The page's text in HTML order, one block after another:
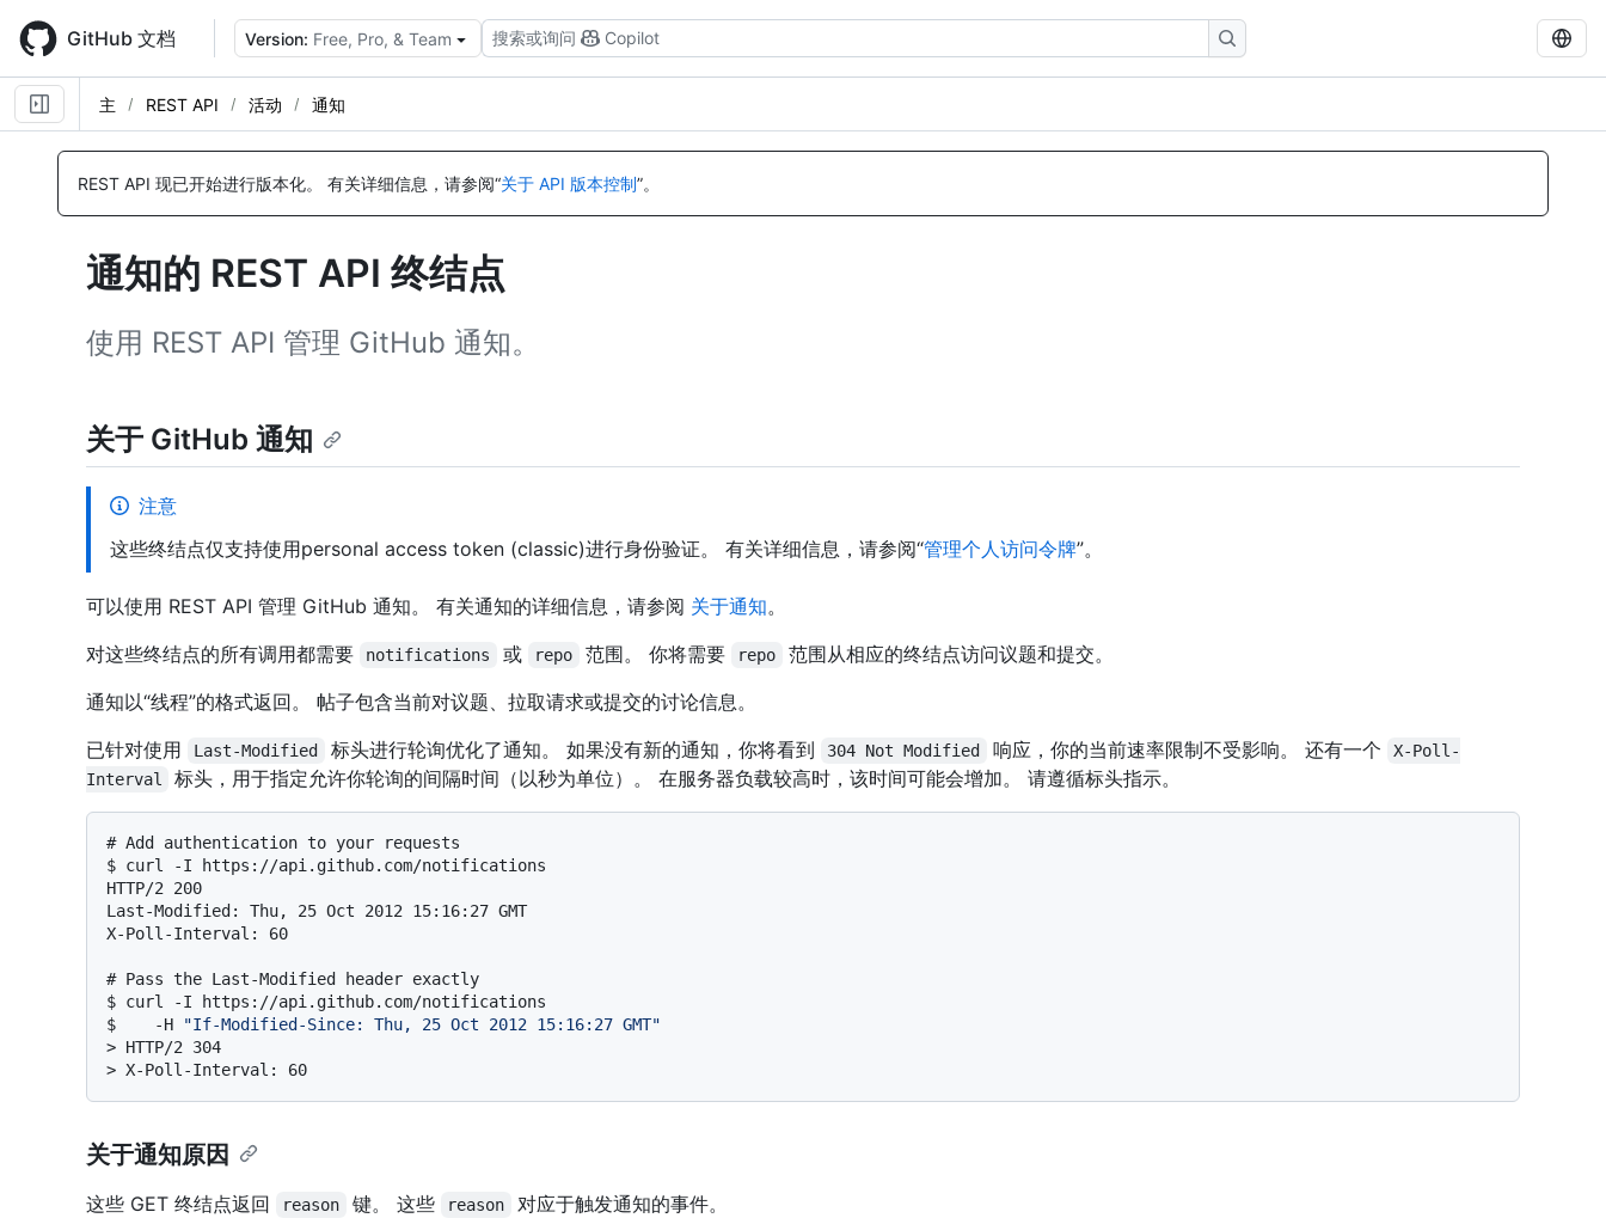
main
content
GitHub 文档 Version: Free, Pro, & Team 搜索或询问 Copilot
主 REST API 活动 通知
REST API 现已开始进行版本化。 有关详细信息，请参阅“关于 API 版本控制”。
通知的 REST API 终结点
使用 REST API 管理 GitHub 通知。
关于 GitHub 通知
注意
这些终结点仅支持使用personal access token (classic)进行身份验证。 有关详细信息，请参阅“管理个人访问令牌”。
可以使用 REST API 管理 GitHub 通知。 有关通知的详细信息，请参阅 关于通知。
对这些终结点的所有调用都需要
notifications 或 repo 范围。 你将需要 repo
范围从相应的终结点访问议题和提交。
通知以“线程”的格式返回。 帖子包含当前对议题、拉取请求或提交的讨论信息。
已针对使用
Last-Modified 标头进行轮询优化了通知。 如果没有新的通知，你将看到 304 Not Modified 响应，你的当前速率限制不受影响。 还有一个
X-Poll-
Interval
标头，用于指定允许你轮询的间隔时间（以秒为单位）。 在服务器负载较高时，该时间可能会增加。 请遵循标头指示。
# Add authentication to your requests
$ curl -I https://api.github.com/notifications
HTTP/2 200
Last-Modified: Thu, 25 Oct 2012 15:16:27 GMT
# Pass the Last-Modified header exactly
$ curl -I https://api.github.com/notifications
$
   -H
"If-Modified-Since: Thu, 25 Oct 2012 15:16:27 GMT"
> HTTP/2 304
> X-Poll-Interval: 60
关于通知原因
这些 GET 终结点返回 reason 键。 这些 reason
对应于触发通知的事件。
名
称,
说
名
称,
说
名
称,
说
名
称,
说
名
称,
说
名
称,
说
名
称,
说
名
称,
说
名
称,
说
名
称,
说
名
称,
说
名
称,
说
名
称,
说
名
称,
说
名
称,
说
名
称,
说
名
称,
说
名
称,
说
名
称,
说
名
称,
说
名
称,
说
名
称,
说
名
称,
说